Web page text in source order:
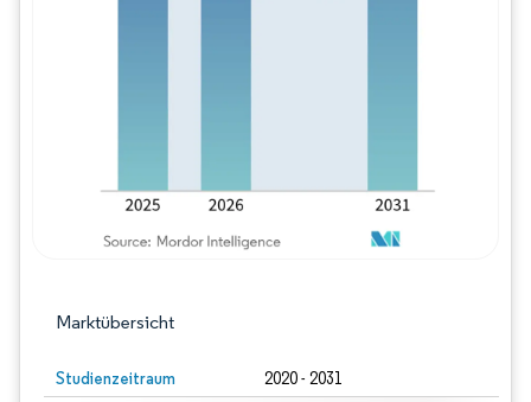
Marktübersicht
Studienzeitraum 2020 - 2031